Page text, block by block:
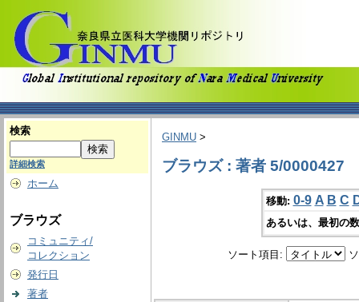
検索
詳細検索
ホーム
ブラウズ
コミュニティ/
コレクション
発行日
著者
GINMU >
ブラウズ : 著者 5/0000427
移動: 0-9 A B C
あるいは、最初の
ソート項目: